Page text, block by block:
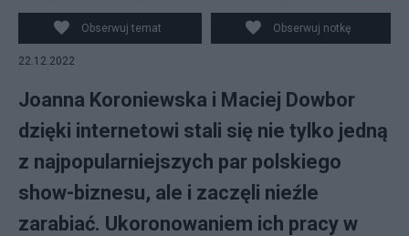
Joanna Koroniewska i Maciej Dowbor bawią w
internecie, fot. Instagram/Joanna Koroniewska
Obserwuj temat Obserwuj notkę
22.12.2022
Joanna Koroniewska i Maciej Dowbor
dzięki internetowi stali się nie tylko jedną
z najpopularniejszych par polskiego
show-biznesu, ale i zaczęli nieźle
zarabiać. Ukoronowaniem ich pracy w